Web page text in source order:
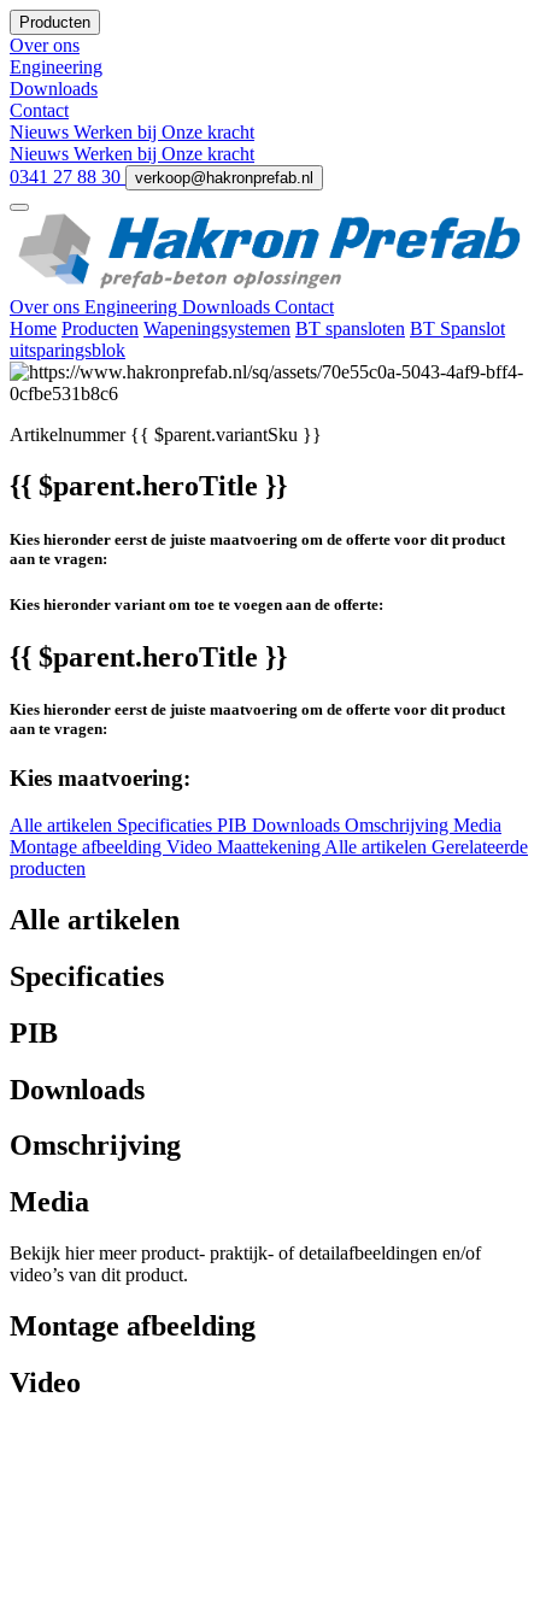
Producten
Over ons
Engineering
Downloads
Contact
Nieuws Werken bij Onze kracht
Nieuws Werken bij Onze kracht
0341 27 88 30
verkoop@hakronprefab.nl
Over ons Engineering Downloads Contact
Home Producten Wapeningsystemen BT spansloten BT Spanslot
uitsparingsblok
Artikelnummer{{ $parent.variantSku }}
{{ $parent.heroTitle }}
Kies hieronder eerst de juiste maatvoering om de offerte voor dit product
aan te vragen:
Kies hieronder variant om toe te voegen aan de offerte:
{{ $parent.heroTitle }}
Kies hieronder eerst de juiste maatvoering om de offerte voor dit product
aan te vragen:
Kies maatvoering:
Alle artikelen Specificaties PIB Downloads Omschrijving Media
Montage afbeelding Video Maattekening Alle artikelen Gerelateerde
producten
Alle artikelen
Specificaties
PIB
Downloads
Omschrijving
Media
Bekijk hier meer product- praktijk- of detailafbeeldingen en/of
video’s van dit product.
Montage afbeelding
Video